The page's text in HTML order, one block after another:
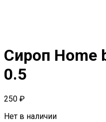
Сироп Home
0.5
250 ₽
Нет в наличии